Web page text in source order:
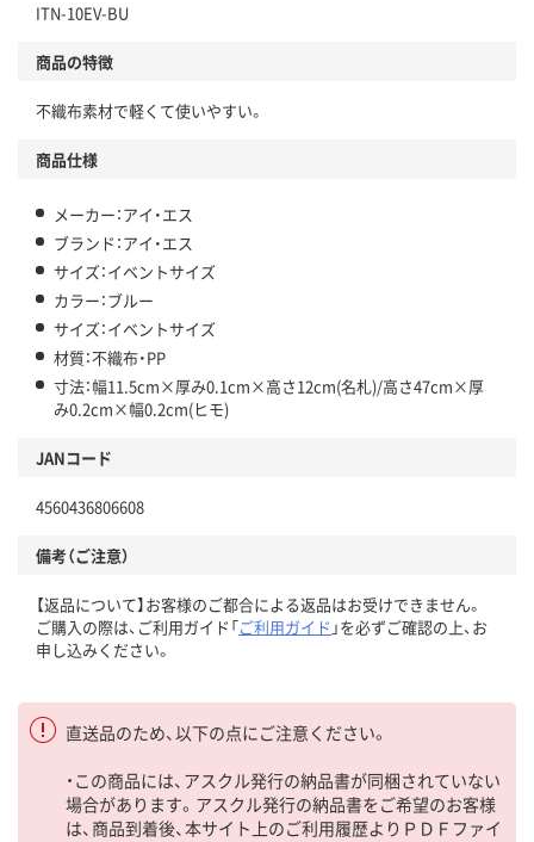
ITN-10EV-BU
商品の特徴
不織布素材で軽くて使いやすい。
商品仕様
メーカー：アイ・エス
ブランド：アイ・エス
サイズ：イベントサイズ
カラー：ブルー
サイズ：イベントサイズ
材質：不織布・PP
寸法：幅11.5cm×厚み0.1cm×高さ12cm(名札)/高さ47cm×厚
み0.2cm×幅0.2cm(ヒモ)
JANコード
4560436806608
備考（ご注意）
【返品について】お客様のご都合による返品はお受けできません。
ご購入の際は、ご利用ガイド「ご利用ガイド 」を必ずご確認の上、お
申し込みください。
直送品のため、以下の点にご注意ください。
・この商品には、アスクル発行の納品書が同梱されていない
場合があります。アスクル発行の納品書をご希望のお客様
は、商品到着後、本サイト上のご利用履歴よりＰＤＦファイ